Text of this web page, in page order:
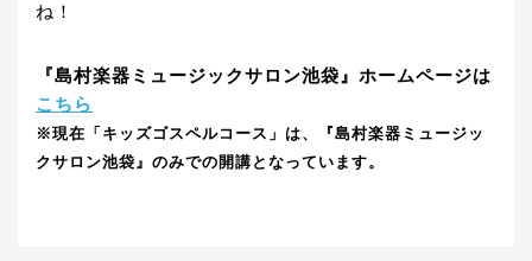
ね！
『島村楽器ミュージックサロン池袋』ホームページは
こちら
※現在「キッズゴスペルコース」は、『島村楽器ミュージッ
クサロン池袋』のみでの開講となっています。